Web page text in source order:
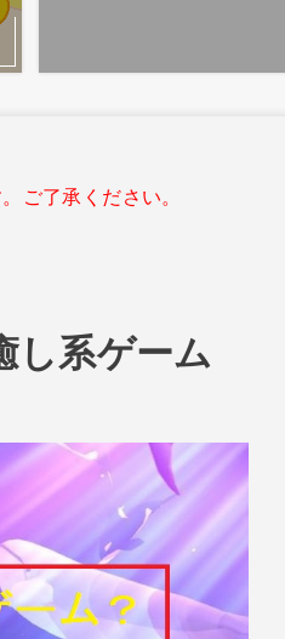
ご了承ください。
し系ゲーム